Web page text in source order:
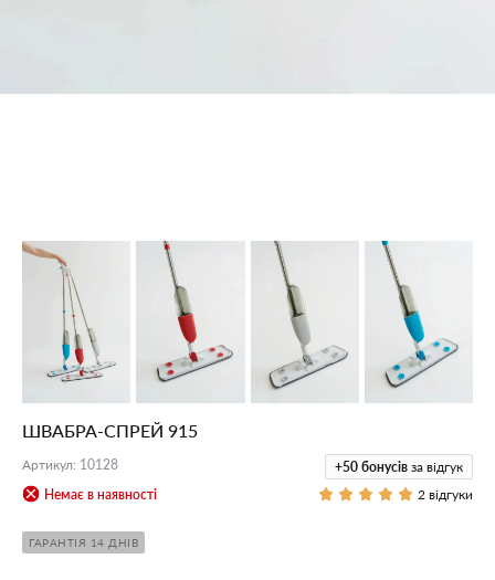
ШВАБРА-СПРЕЙ 915
Артикул: 10128
Немає в наявності
+50 бонусів за відгук
2 відгуки
ГАРАНТІЯ 14 ДНІВ